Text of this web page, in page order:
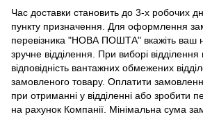
Час доставки становить до 3-х робочих
пункту призначення. Для оформлення
перевізника "НОВА ПОШТА" вкажіть ваш
зручне відділення.
При виборі відділення
відповідність вантажних обмежених
замовленого товару. Оплатити
при отриманні у відділенні або зробити
на рахунок Компанії. Мінімальна сума